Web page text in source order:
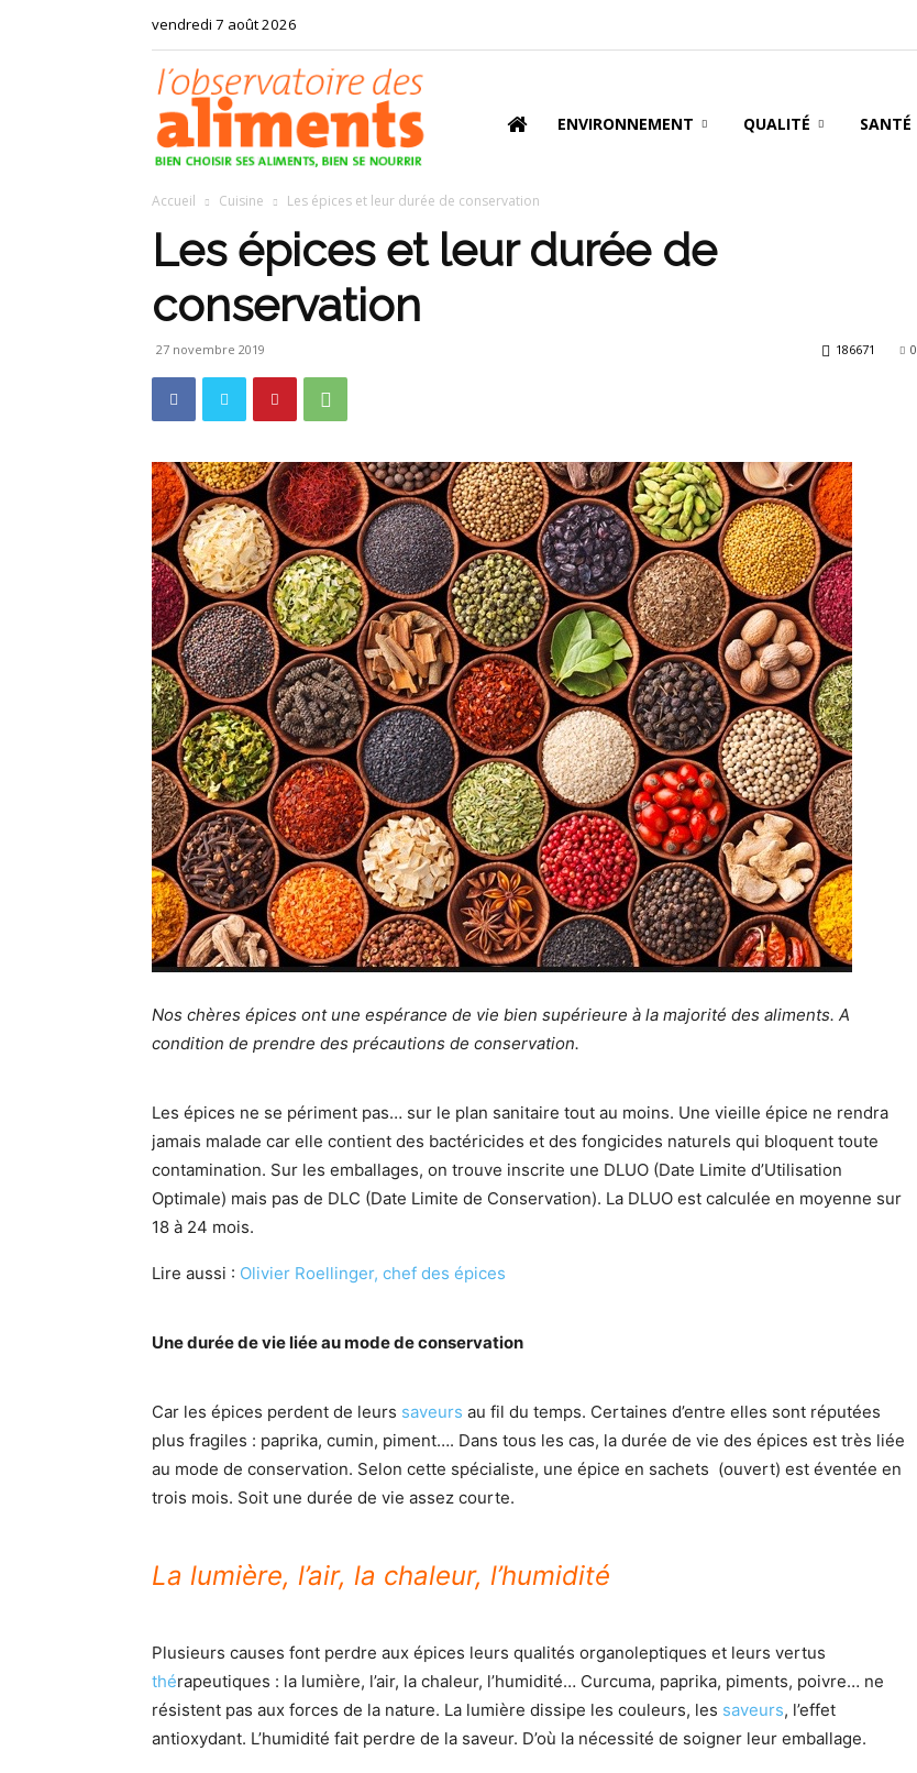
vendredi 7 août 2026
ENVIRONNEMENT QUALITÉ SANTÉ
Accueil Cuisine Les épices et leur durée de conservation
Les épices et leur durée de
conservation
27 novembre 2019 0
186671
Nos chères épices ont une espérance de vie bien supérieure à la majorité des aliments. A
condition de prendre des précautions de conservation.
Les épices ne se périment pas… sur le plan sanitaire tout au moins. Une vieille épice ne rendra
jamais malade car elle contient des bactéricides et des fongicides naturels qui bloquent toute
contamination. Sur les emballages, on trouve inscrite une DLUO (Date Limite d’Utilisation
Optimale) mais pas de DLC (Date Limite de Conservation). La DLUO est calculée en moyenne sur
18 à 24 mois.
Lire aussi : Olivier Roellinger, chef des épices
Une durée de vie liée au mode de conservation
Car les épices perdent de leurs saveurs au fil du temps. Certaines d’entre elles sont réputées
plus fragiles : paprika, cumin, piment…. Dans tous les cas, la durée de vie des épices est très liée
au mode de conservation. Selon cette spécialiste, une épice en sachets (ouvert) est éventée en
trois mois. Soit une durée de vie assez courte.
La lumière, l’air, la chaleur, l’humidité
Plusieurs causes font perdre aux épices leurs qualités organoleptiques et leurs vertus
thérapeutiques : la lumière, l’air, la chaleur, l’humidité… Curcuma, paprika, piments, poivre… ne
résistent pas aux forces de la nature. La lumière dissipe les couleurs, les saveurs, l’effet
antioxydant. L’humidité fait perdre de la saveur. D’où la nécessité de soigner leur emballage.